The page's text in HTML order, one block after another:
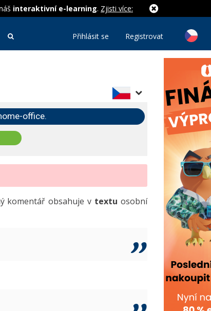
interaktivní e-learning. Zjisti více:
Přihlásit se Registrovat
office.
komentář obsahuje v textu osobní